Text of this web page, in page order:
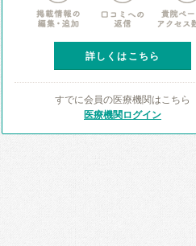
詳しくはこちら
すでに会員の医療機関はこちら
医療機関ログイン